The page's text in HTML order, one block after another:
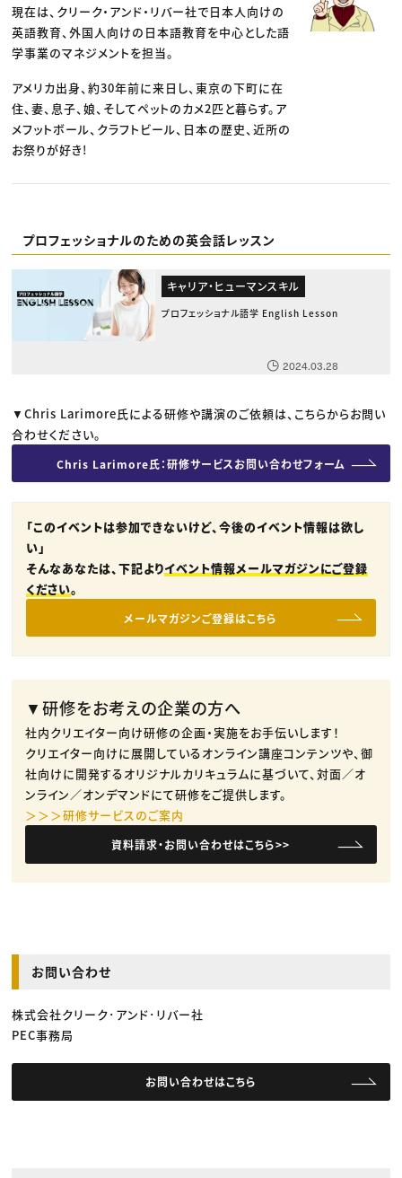
現在は、クリーク・アンド・リバー社で日本人向けの
英語教育、外国人向けの日本語教育を中心とした語
学事業のマネジメントを担当。
アメリカ出身、約30年前に来日し、東京の下町に在
住、妻、息子、娘、そしてペットのカメ2匹と暮らす。ア
メフットボール、クラフトビール、日本の歴史、近所の
お祭りが好き!
プロフェッショナルのための英会話レッスン
キャリア・ヒューマンスキル
プロフェッショナル語学 English Lesson
2024.03.28
▼Chris Larimore氏による研修や講演のご依頼は、こちらからお問い
合わせください。
Chris Larimore氏：研修サービスお問い合わせフォーム
「このイベントは参加できないけど、今後のイベント情報は欲し
い」
そんなあなたは、下記よりイベント情報メールマガジンにご登録
ください。
メールマガジンご登録はこちら
▼研修をお考えの企業の方へ
社内クリエイター向け研修の企画・実施をお手伝いします！
クリエイター向けに展開しているオンライン講座コンテンツや、御
社向けに開発するオリジナルカリキュラムに基づいて、対面／オ
ンライン／オンデマンドにて研修をご提供します。
＞＞＞研修サービスのご案内
資料請求・お問い合わせはこちら>>
お問い合わせ
株式会社クリーク･アンド･リバー社
PEC事務局
お問い合わせはこちら